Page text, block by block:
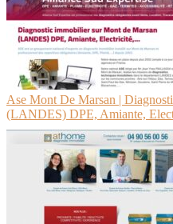
Ase Mont De Marsan |
(LANDES) DPE, Amiante,